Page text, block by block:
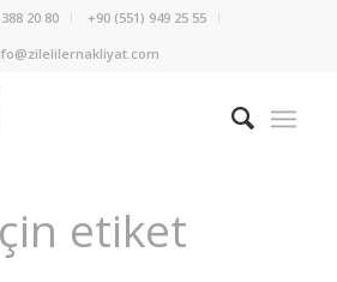
20 80
+90 (551) 949 25 55
etiket